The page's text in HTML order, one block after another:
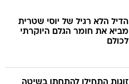
הדיל הלא רגיל של יוסי שטרית
מביא את חומר הגלם היוקרתי
לכולם